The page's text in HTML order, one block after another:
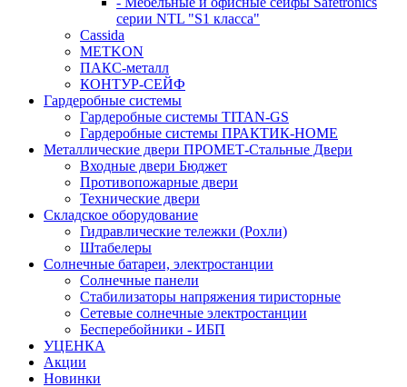
серии NTL "S1 класса"
Cassida
METKON
ПАКС-металл
КОНТУР-СЕЙФ
Гардеробные системы
Гардеробные системы TITAN-GS
Гардеробные системы ПРАКТИК-HOME
Металлические двери ПРОМЕТ-Стальные Двери
Входные двери Бюджет
Противопожарные двери
Технические двери
Складское оборудование
Гидравлические тележки (Рохли)
Штабелеры
Солнечные батареи, электростанции
Солнечные панели
Стабилизаторы напряжения тиристорные
Сетевые солнечные электростанции
Бесперебойники - ИБП
УЦЕНКА
Акции
Новинки